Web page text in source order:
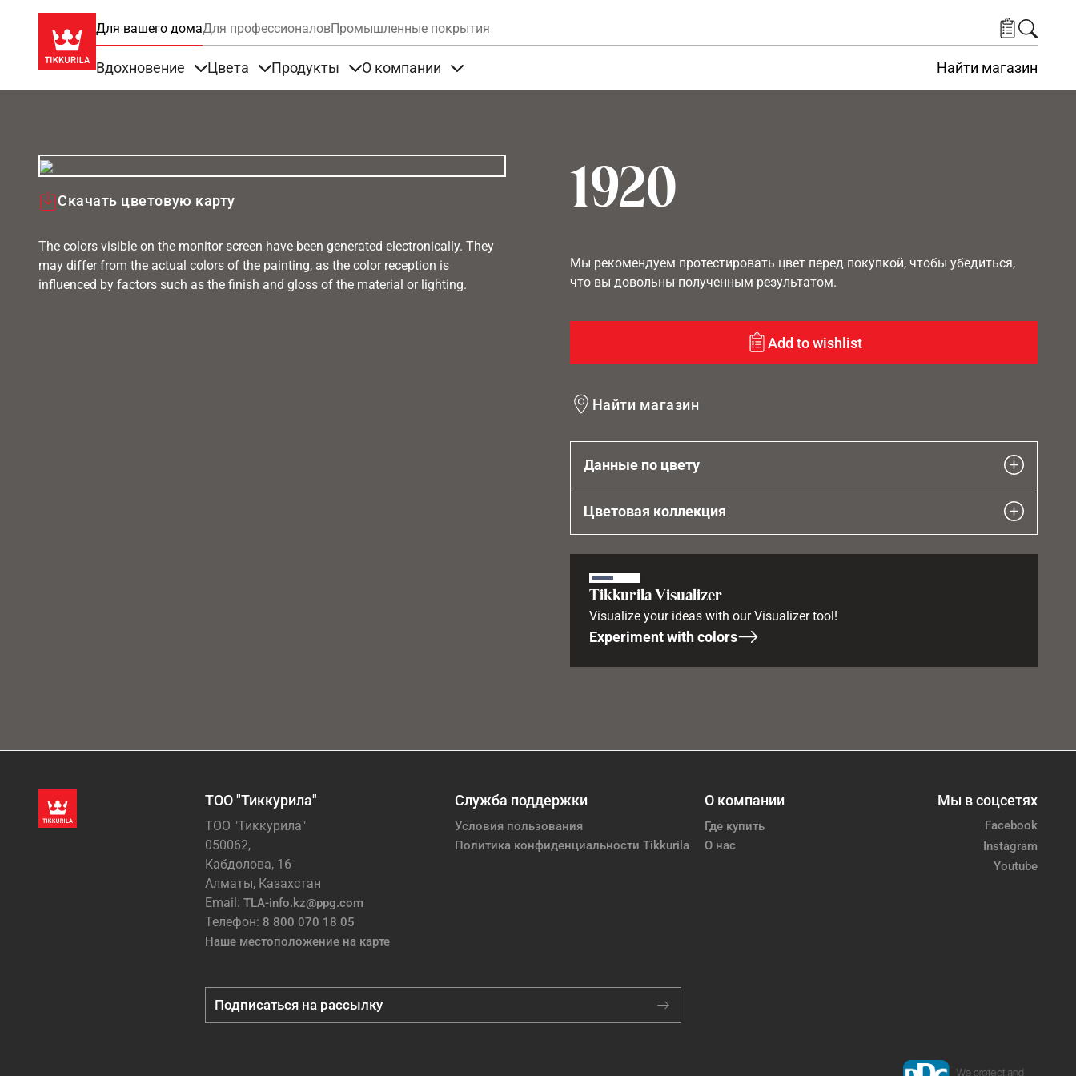
Для вашего домаДля профессионаловПромышленные покрытия
Вдохновение Цвета Продукты О компании Найти магазин
1920
Скачать цветовую карту
The colors visible on the monitor screen have been generated electronically. They
may differ from the actual colors of the painting, as the color reception is
influenced by factors such as the finish and gloss of the material or lighting.
Мы рекомендуем протестировать цвет перед покупкой, чтобы убедиться,
что вы довольны полученным результатом.
Add to wishlist
Найти магазин
Данные по цвету
Цветовая коллекция
Tikkurila Visualizer
Visualize your ideas with our Visualizer tool!
Experiment with colors
ТОО "Тиккурила"
ТОО "Тиккурила"
050062,
Кабдолова, 16
Алматы, Казахстан
Email: TLA-info.kz@ppg.com
Телефон: 8 800 070 18 05
Наше местоположение на карте
Служба поддержки
Условия пользования
Политика конфиденциальности Tikkurila
О компании
Где купить
О нас
Мы в соцсетях
Facebook
Instagram
Youtube
Подписаться на рассылку